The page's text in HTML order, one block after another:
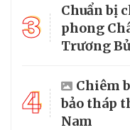
3
Chuẩn bị
phong
Trương
4
Chiêm
bảo tháp
Nam